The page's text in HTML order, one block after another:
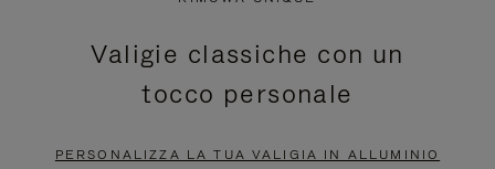
PAUSA,
PREMERE
PREMI
PER
ATTIVARE
Valigie classiche con un
tocco personale
PERSONALIZZA LA TUA VALIGIA IN ALLUMINIO